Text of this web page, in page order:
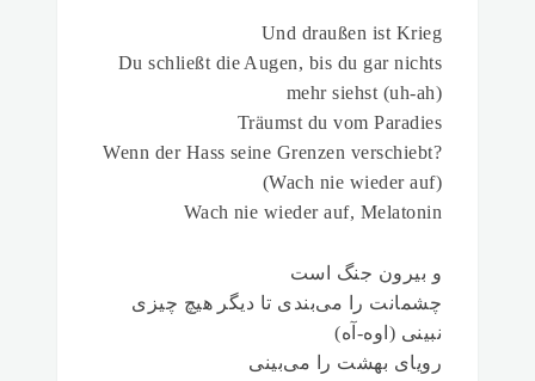
Und draußen ist Krieg
Du schließt die Augen, bis du gar nichts
mehr siehst (uh-ah)
Träumst du vom Paradies
Wenn der Hass seine Grenzen verschiebt?
(Wach nie wieder auf)
Wach nie wieder auf, Melatonin
و بیرون جنگ است
چشمانت را می‌بندی تا دیگر هیچ چیزی
نبینی (اوه-آه)
رویای بهشت را می‌بینی